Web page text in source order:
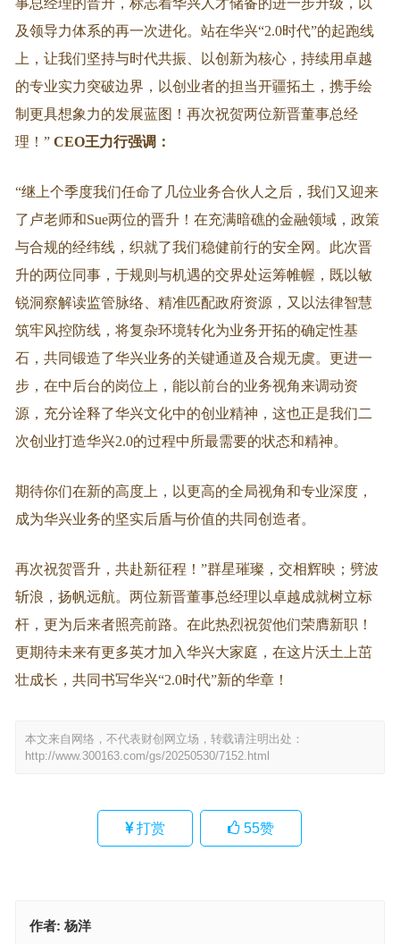
事总经理的晋升，标志着华兴人才储备的进一步升级，以
及领导力体系的再一次进化。站在华兴“2.0时代”的起跑线
上，让我们坚持与时代共振、以创新为核心，持续用卓越
的专业实力突破边界，以创业者的担当开疆拓土，携手绘
制更具想象力的发展蓝图！再次祝贺两位新晋董事总经
理！”CEO王力行强调：
“继上个季度我们任命了几位业务合伙人之后，我们又迎来
了卢老师和Sue两位的晋升！在充满暗礁的金融领域，政策
与合规的经纬线，织就了我们稳健前行的安全网。此次晋
升的两位同事，于规则与机遇的交界处运筹帷幄，既以敏
锐洞察解读监管脉络、精准匹配政府资源，又以法律智慧
筑牢风控防线，将复杂环境转化为业务开拓的确定性基
石，共同锻造了华兴业务的关键通道及合规无虞。更进一
步，在中后台的岗位上，能以前台的业务视角来调动资
源，充分诠释了华兴文化中的创业精神，这也正是我们二
次创业打造华兴2.0的过程中所最需要的状态和精神。
期待你们在新的高度上，以更高的全局视角和专业深度，
成为华兴业务的坚实后盾与价值的共同创造者。
再次祝贺晋升，共赴新征程！”群星璀璨，交相辉映；劈波
斩浪，扬帆远航。两位新晋董事总经理以卓越成就树立标
杆，更为后来者照亮前路。在此热烈祝贺他们荣膺新职！
更期待未来有更多英才加入华兴大家庭，在这片沃土上茁
壮成长，共同书写华兴“2.0时代”新的华章！
本文来自网络，不代表财创网立场，转载请注明出处：
http://www.300163.com/gs/20250530/7152.html
打赏 55赞
作者: 杨洋